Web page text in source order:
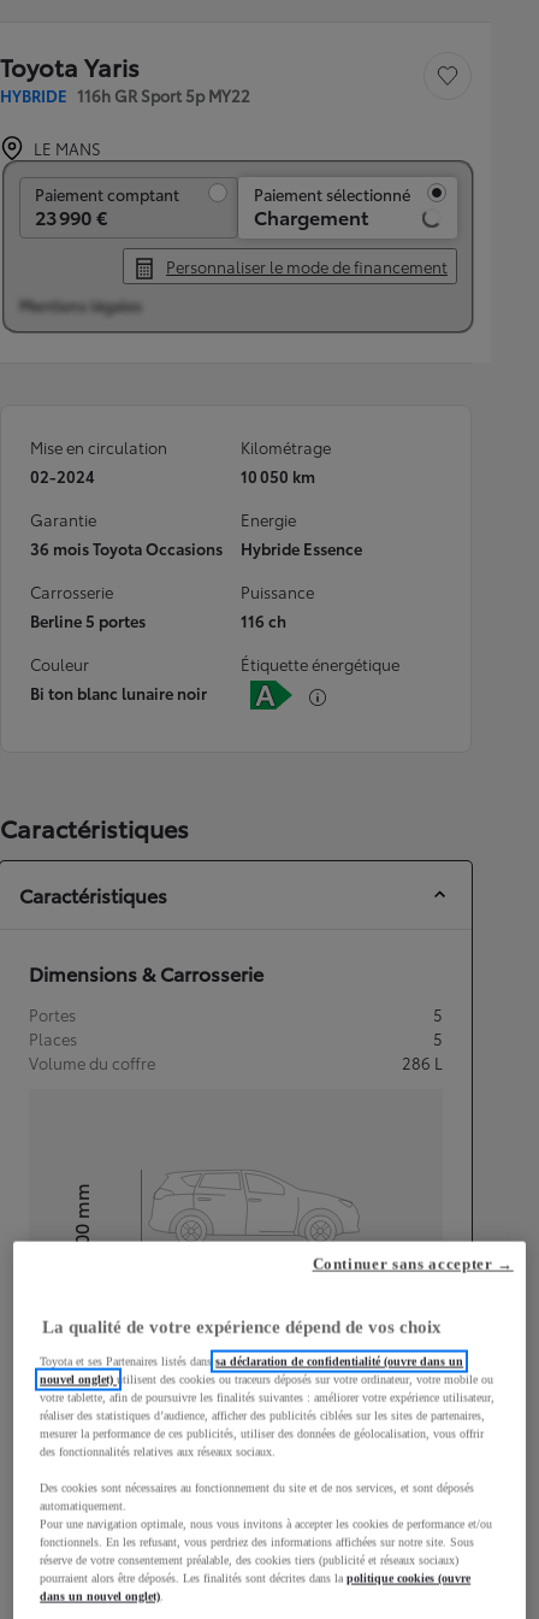
Toyota Yaris
HYBRIDE 116h GR Sport 5p MY22
Sauvegarder le
LE MANS
Paiement comptant
23 990 €
Paiement sélectionné
Chargement
Personnaliser le mode de financement
Mentions légales
Mise en circulation
02-2024
Kilométrage
10 050 km
Garantie
36 mois Toyota Occasions
Energie
Hybride Essence
Carrosserie
Berline 5 portes
Puissance
116 ch
Couleur
Bi ton blanc lunaire noir
Étiquette énergétique
Caractéristiques
Caractéristiques
Dimensions & Carrosserie
Portes
5
Places
5
Volume du coffre
286 L
Hauteur
1 500
mm
1 745 mm
Consommation mixte
La qualité de votre expérience dépend de vos choix
Toyota et ses Partenaires listés danssa déclaration de confidentialité (ouvre dans un
nouvel onglet)utilisent des cookies ou traceurs déposés sur votre ordinateur, votre mobile ou
votre tablette, afin de poursuivre les finalités suivantes : améliorer votre expérience utilisateur,
réaliser des statistiques d’audience, afficher des publicités ciblées sur les sites de partenaires,
mesurer la performance de ces publicités, utiliser des données de géolocalisation, vous offrir
des fonctionnalités relatives aux réseaux sociaux.
Des cookies sont nécessaires au fonctionnement du site et de nos services, et sont déposés
automatiquement.
Pour une navigation optimale, nous vous invitons à accepter les cookies de performance et/ou
fonctionnels. En les refusant, vous perdriez des informations affichées sur notre site. Sous
réserve de votre consentement préalable, des cookies tiers (publicité et réseaux sociaux)
pourraient alors être déposés. Les finalités sont décrites dans lapolitique cookies (ouvre
dans un nouvel onglet)
Continuer sans accepter →